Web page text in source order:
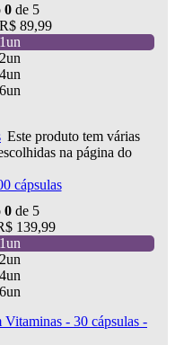
0 de 5
R$ 89,99
1un
2un
4un
6un
Este produto tem várias
na página do
cápsulas
0 de 5
139,99
1un
2un
4un
6un